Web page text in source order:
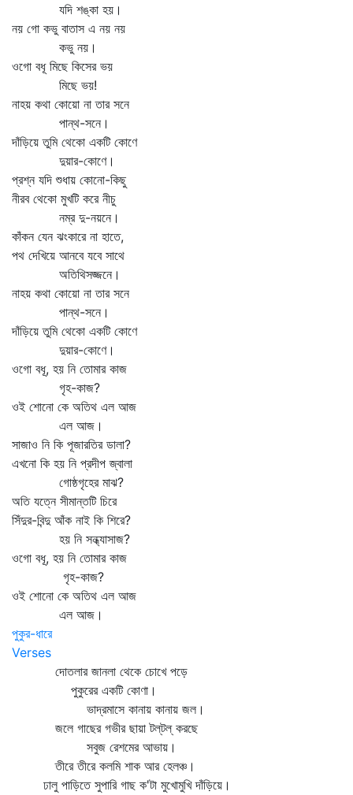
যদি শঙ্কা হয়।
নয় গো কভু বাতাস এ নয় নয়
কভু নয়।
ওগো বধূ মিছে কিসের ভয়
মিছে ভয়!
নাহয় কথা কোয়ো না তার সনে
পান্থ-সনে।
দাঁড়িয়ে তুমি থেকো একটি কোণে
দুয়ার-কোণে।
প্রশ্ন যদি শুধায় কোনো-কিছু
নীরব থেকো মুখটি করে নীচু
নম্র দু-নয়নে।
কাঁকন যেন ঝংকারে না হাতে,
পথ দেখিয়ে আনবে যবে সাথে
অতিথিসজ্জনে।
নাহয় কথা কোয়ো না তার সনে
পান্থ-সনে।
দাঁড়িয়ে তুমি থেকো একটি কোণে
দুয়ার-কোণে।
ওগো বধূ, হয় নি তোমার কাজ
গৃহ-কাজ?
ওই শোনো কে অতিথ এল আজ
এল আজ।
সাজাও নি কি পূজারতির ডালা?
এখনো কি হয় নি প্রদীপ জ্বালা
গোষ্ঠগৃহের মাঝ?
অতি যত্নে সীমান্তটি চিরে
সিঁদুর-বিন্দু আঁক নাই কি শিরে?
হয় নি সন্ধ্যাসাজ?
ওগো বধূ, হয় নি তোমার কাজ
গৃহ-কাজ?
ওই শোনো কে অতিথ এল আজ
এল আজ।
পুকুর-ধারে
Verses
দোতলার জানলা থেকে চোখে পড়ে
পুকুরের একটি কোণা।
ভাদ্রমাসে কানায় কানায় জল।
জলে গাছের গভীর ছায়া টল্‌টল্‌ করছে
সবুজ রেশমের আভায়।
তীরে তীরে কলমি শাক আর হেলঞ্চ।
ঢালু পাড়িতে সুপারি গাছ ক'টা মুখোমুখি দাঁড়িয়ে।